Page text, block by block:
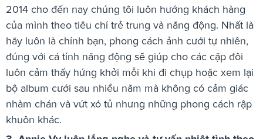
2014 cho đến nay chúng tôi luôn hướng khách hàng
của mình theo tiêu chí trẻ trung và năng động. Nhất là
hãy luôn là chính bạn, phong cách ảnh cưới tự nhiên,
đúng với cá tính năng động sẽ giúp cho các cặp đôi
luôn cảm thấy hứng khởi mỗi khi đi chụp hoặc xem lại
bộ album cưới sau nhiều năm mà không có cảm giác
nhàm chán và vứt xó tủ nhưng những phong cách rập
khuôn khác.